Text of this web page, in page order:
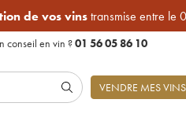
de vos vinstransmise entre le
conseil en vin ?01 56 05 86 10
VENDRE MES VINS